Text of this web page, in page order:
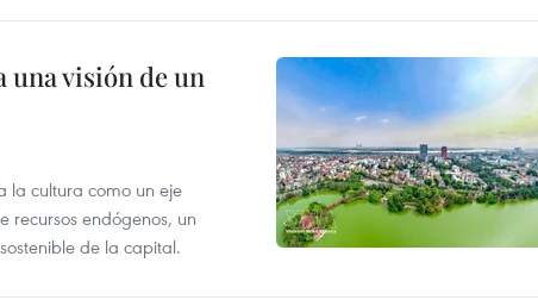
visión de un
la cultura como un eje
recursos endógenos, un
de la capital.